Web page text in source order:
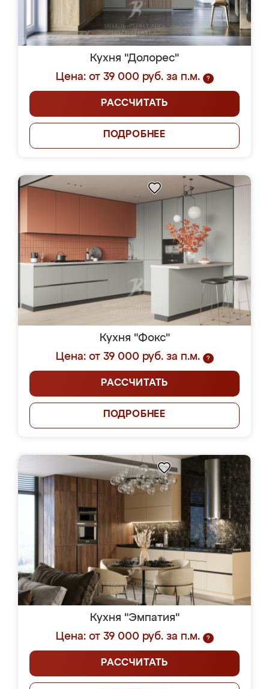
Кухня "Долорес"
Цена: от 39 000 руб. за п.м.
?
РАССЧИТАТЬ
ПОДРОБНЕЕ
Кухня "Фокс"
Цена: от 39 000 руб. за п.м.
?
РАССЧИТАТЬ
ПОДРОБНЕЕ
Кухня "Эмпатия"
Цена: от 39 000 руб. за п.м.
?
РАССЧИТАТЬ